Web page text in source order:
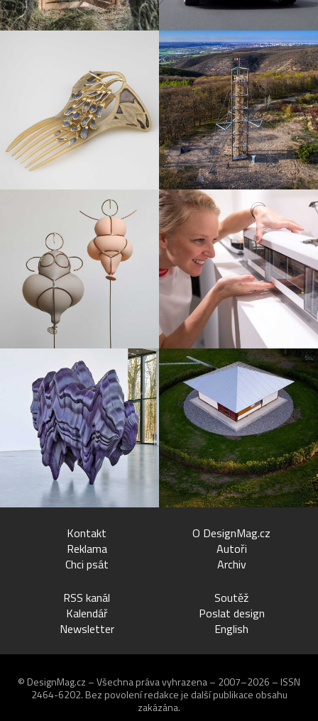
Kontakt
Reklama
Chci psát
O DesignMag.cz
Autoři
Archiv
RSS kanál
Kalendář
Newsletter
Soutěž
Poslat design
English
© DesignMag.cz – Všechna práva vyhrazena – 2007–2026 – ISSN
2464-6202. Bez povolení redakce je další publikace obsahu
zakázána.